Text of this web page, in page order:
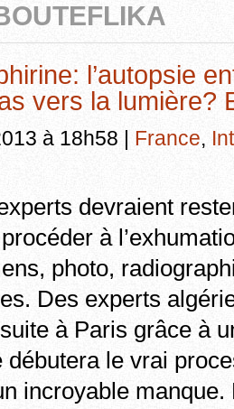
l’autopsie
vers la lumière?
à 18h58 | France,
devraient
à
photo,
Des experts
à Paris grâce à
le vrai
incroyable manque.